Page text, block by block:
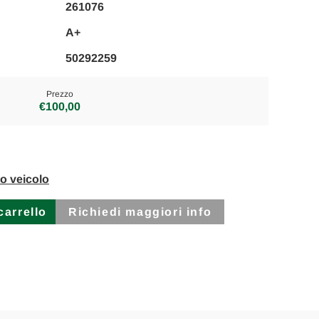
A+
261076
50292259
Prezzo
€100,00
veicolo
Richiedi maggiori info